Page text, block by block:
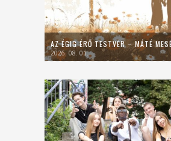
AZ ÉGIG ÉRŐ TESTVÉR – MÁTÉ
2026. 08. 01.